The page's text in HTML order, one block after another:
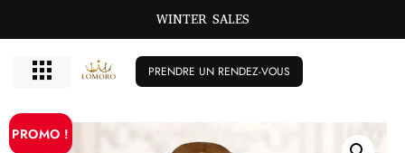
WINTER SALES
PRENDRE UN RENDEZ-VOUS
PROMO !